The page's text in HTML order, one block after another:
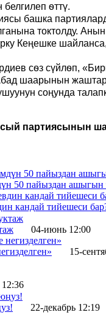
ѳттү.
башка
токтолду.
Кеңешке
сѳз сүйлѳп,
шаарынын
соңунда
партиясынын
50 пайыздан ашыгын
кандай тийешеси
04-июнь 12:00
15-
22-декабрь 12:19